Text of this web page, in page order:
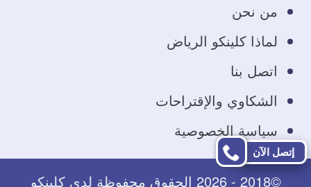
من نحن
لماذا كلينكو الرياض
اتصل بنا
الشكاوي والإقتراحات
سياسة الخصوصية
©2018 - 2026 الحقوق محفوظة لدى كلينكو
إتصل الآن